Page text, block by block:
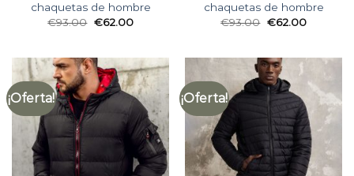
chaquetas de hombre
€93.00 €62.00
chaquetas de hombre
€93.00 €62.00
¡Oferta! ¡Oferta!